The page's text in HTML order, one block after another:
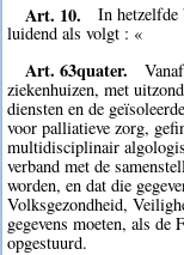
Art. 10.
In hetzelfde
luidend als volgt : «
Art. 63quater.
ziekenhuizen, met
diensten en de
voor palliatieve zorg,
multidisciplinair
verband met de
worden, en dat die
Volksgezondheid,
gegevens moeten, als
opgestuurd.